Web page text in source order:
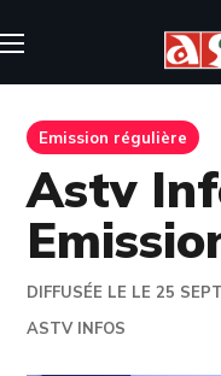
Emission régulière
Astv
DIFFUSÉE LE LE 25
ASTV INFOS